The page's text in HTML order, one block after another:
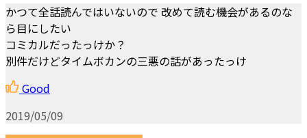
かつて全話読んではいないので 改めて読む機会があるのな
ら目にしたい
コミカルだったっけか？
別件だけどタイムボカンの三悪の話があったっけ
Good
2019/05/09